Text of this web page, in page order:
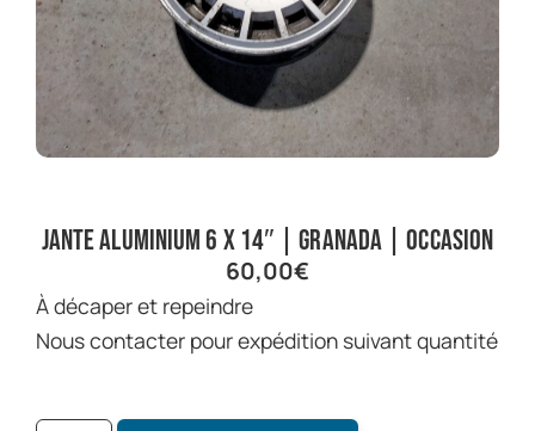
Jante aluminium 6 X 14″ | Granada | Occasion
60,00€
À décaper et repeindre
Nous contacter pour expédition suivant quantité